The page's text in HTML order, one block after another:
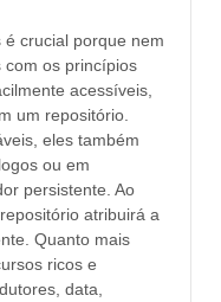
crucial porque nem
com os princípios
acessíveis,
um repositório.
eles também
ou em
persistente. Ao
atribuirá a
Quanto mais
ricos e
data,